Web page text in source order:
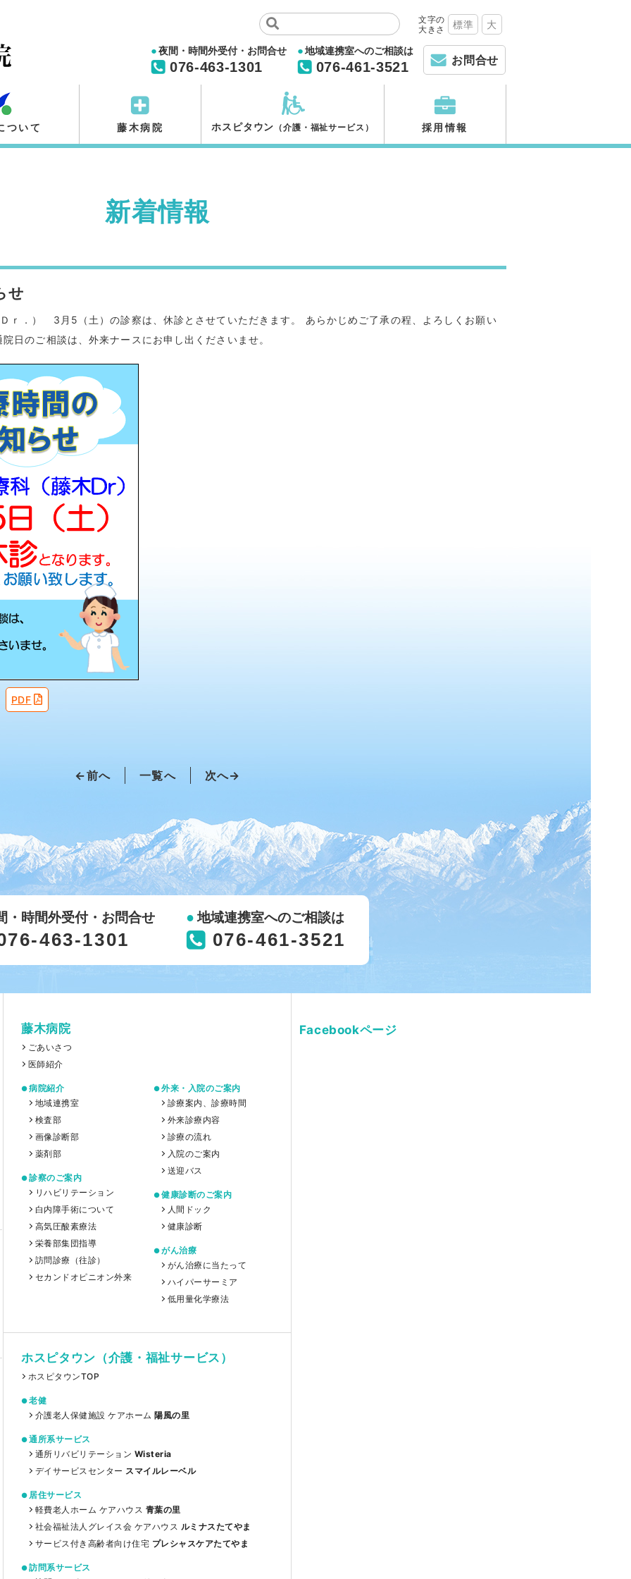
文字の
大きさ
標準 大
夜間・時間外受付・お問合せ
076-463-1301
地域連携室へのご相談は
076-461-3521 お問合せ
ついて 藤木病院 ホスピタウン （介護・福祉サービス） 採用情報
新着情報
せ
ｒ．） 3月5（土）の診察は、休診とさせていただきます。 あらかじめご了承の程、よろしくお願い
日のご相談は、外来ナースにお申し出くださいませ。
PDF
←前へ 一覧へ 次へ→
・時間外受付・お問合せ
463-1301
地域連携室へのご相談は
076-461-3521
藤木病院
ごあいさつ
医師紹介
病院紹介
地域連携室
検査部
画像診断部
薬剤部
診察のご案内
リハビリテーション
白内障手術について
高気圧酸素療法
栄養部集団指導
訪問診療（往診）
セカンドオピニオン外来
外来・入院のご案内
診療案内、診療時間
外来診療内容
診療の流れ
入院のご案内
送迎バス
健康診断のご案内
人間ドック
健康診断
がん治療
がん治療に当たって
ハイパーサーミア
低用量化学療法
ホスピタウン（介護・福祉サービス）
ホスピタウンTOP
老健
介護老人保健施設 ケアホーム陽風の里
通所系サービス
通所リバビリテーション Wisteria
デイサービスセンター スマイルレーベル
居住サービス
軽費老人ホーム ケアハウス 青葉の里
社会福祉法人グレイス会 ケアハウス ルミナスたてやま
サービス付き高齢者向け住宅 プレシャスケアたてやま
訪問系サービス
Facebookページ